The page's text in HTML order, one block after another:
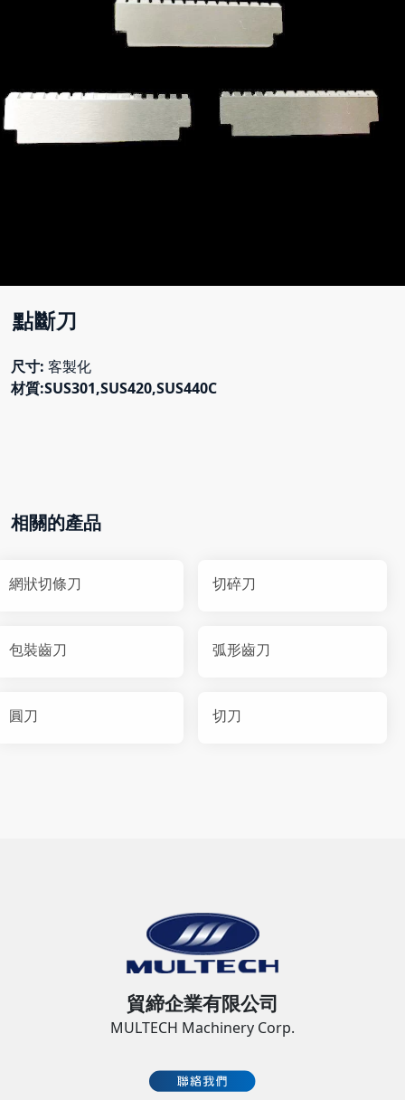
點斷刀
尺寸: 客製化
材質:SUS301,SUS420,SUS440C
相關的產品
網狀切條刀 切碎刀
包裝齒刀 弧形齒刀
圓刀 切刀
貿締企業有限公司
MULTECH Machinery Corp.